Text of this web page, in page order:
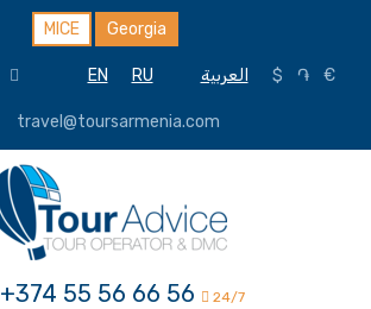
MICE Georgia
EN RU العربية $ ֏ €
travel@toursarmenia.com
+374 55 56 66 56 24/7